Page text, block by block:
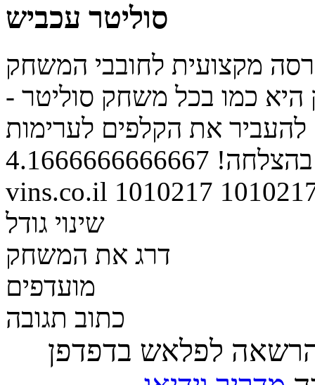
סוליטר עכביש
מקצועית לחובבי המשחק
כמו בכל משחק סוליטר -
את הקלפים לערימות
4.1666666666667
vins.co.il 1010217
שינוי גודל
דרג את המשחק
מועדפים
כתוב תגובה
לפלאש בדפדפן